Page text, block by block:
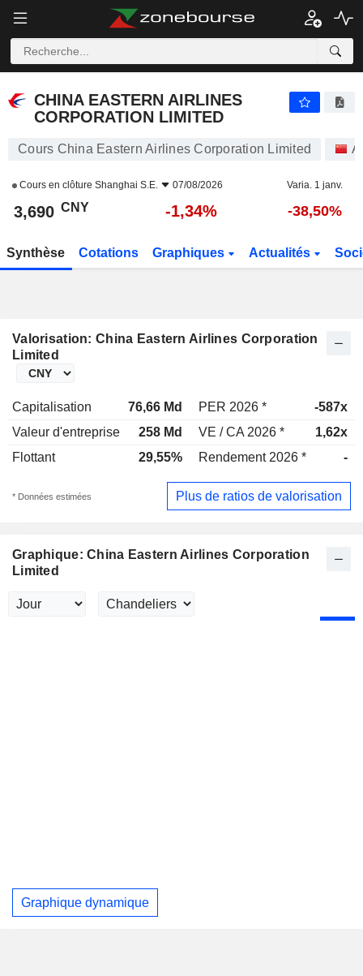
CHINA EASTERN AIRLINES
CORPORATION LIMITED
Cours China Eastern Airlines Corporation Limited
Cours en clôture Shanghai S.E. 07/08/2026 Varia. 1 janv.
3,690 CNY -1,34% -38,50%
Synthèse Cotations Graphiques Actualités
Valorisation: China Eastern Airlines Corporation
Limited
Capitalisation 76,66 Md PER 2026 *
-587x
Valeur d'entreprise
258 Md VE / CA 2026 *
1,62x
Flottant
29,55% Rendement 2026 * -
* Données estimées Plus de ratios de valorisation
Graphique: China Eastern Airlines Corporation
Limited
Graphique dynamique